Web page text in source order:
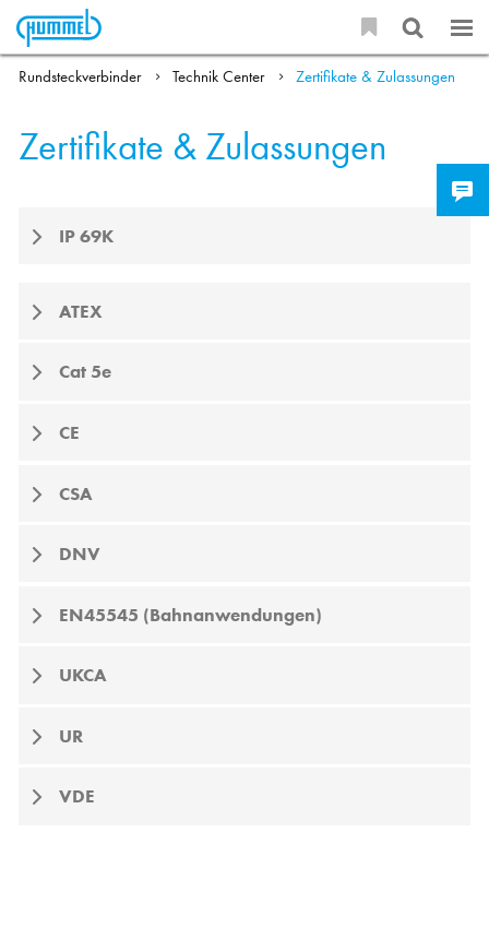
Rundsteckverbinder Technik Center Zertifikate & Zulassungen
Zertifikate & Zulassungen
IP 69K
ATEX
Cat 5e
CE
CSA
DNV
EN45545 (Bahnanwendungen)
UKCA
UR
VDE